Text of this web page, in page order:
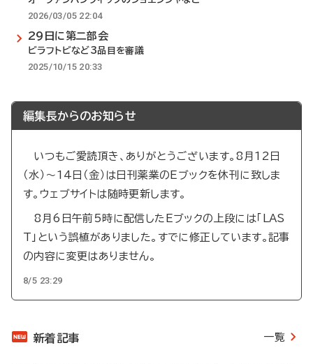
2026/03/05 22:04
29日に第二部会
ビラフトビなど3品目を審議
2025/10/15 20:33
編集長からのお知らせ
いつもご愛読頂き、ありがとうございます。8月12日
（水）～14日（金）は日刊薬業のEブックを休刊に致しま
す。ウェブサイトは随時更新します。
8月6日午前5時に配信したEブックの上段には「LAS
T」という誤植がありました。すでに修正しています。記事
の内容に変更はありません。
8/5 23:29
新着記事 一覧